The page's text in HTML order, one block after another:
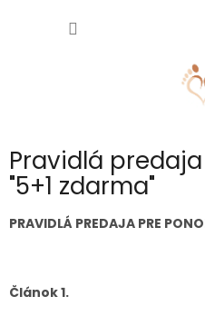
Pravidlá
"5+1 zdarma"
PRAVIDLÁ PREDAJA PRE
Článok 1.